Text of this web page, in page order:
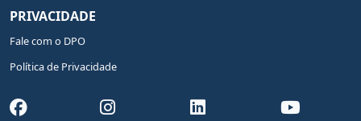
PRIVACIDADE
Fale com o DPO
Política de Privacidade